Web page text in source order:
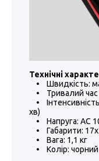
Технічні
• Швидкість:
• Тривалий час
•
хв)
• Напруга: AC
• Габарити:
• Вага: 1,1 кг
• Колір: чорний